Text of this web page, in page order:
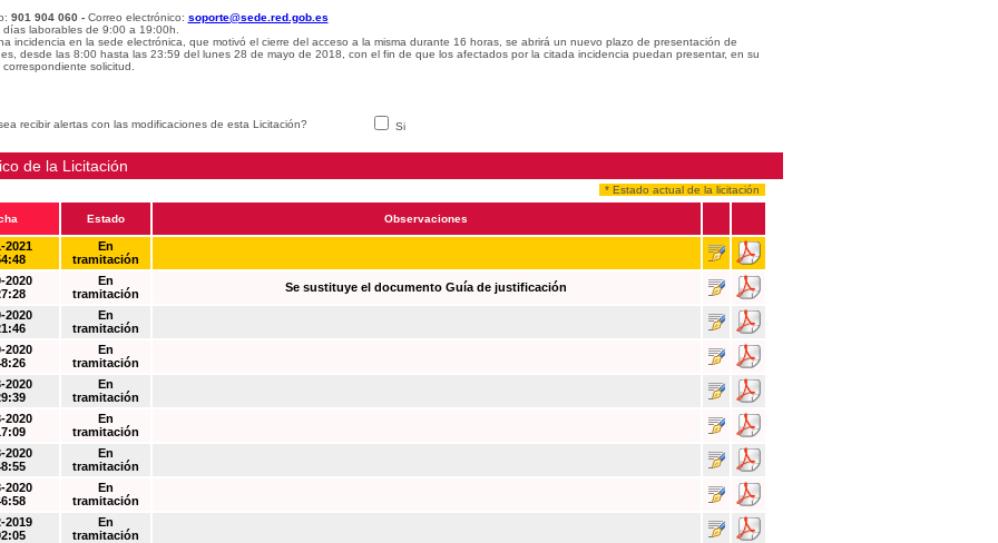
901 904 060 - Correo electrónico: soporte@sede.red.gob.es
días laborables de 9:00 a 19:00h.
incidencia en la sede electrónica, que motivó el cierre del acceso a la misma durante 16 horas, se abrirá un nuevo plazo de presentación de
desde las 8:00 hasta las 23:59 del lunes 28 de mayo de 2018, con el fin de que los afectados por la citada incidencia puedan presentar, en su
solicitud.
recibir alertas con las modificaciones de esta Licitación? Si
de la Licitación
* Estado actual de la licitación
Estado Observaciones
2021
En
tramitación
2020
En
tramitación
Se sustituye el documento Guía de justificación
2020
En
tramitación
2020
En
tramitación
2020
En
tramitación
2020
En
tramitación
2020
En
tramitación
2020
En
tramitación
2019
En
tramitación